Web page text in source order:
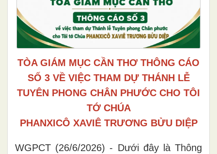
TÒA GIÁM MỤC CẦN THƠ THÔNG CÁO
SỐ 3 VỀ VIỆC THAM DỰ THÁNH LỄ
TUYÊN PHONG CHÂN PHƯỚC CHO TÔI
TỚ CHÚA
PHANXICÔ XAVIÊ TRƯƠNG BỬU DIỆP
WGPCT (26/6/2026) - Dưới đây là Thông